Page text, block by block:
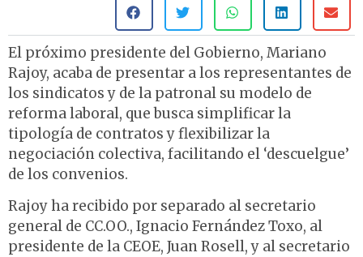
El próximo presidente del Gobierno, Mariano
Rajoy, acaba de presentar a los representantes de
los sindicatos y de la patronal su modelo de
reforma laboral, que busca simplificar la
tipología de contratos y flexibilizar la
negociación colectiva, facilitando el ‘descuelgue’
de los convenios.
Rajoy ha recibido por separado al secretario
general de CC.OO., Ignacio Fernández Toxo, al
presidente de la CEOE, Juan Rosell, y al secretario